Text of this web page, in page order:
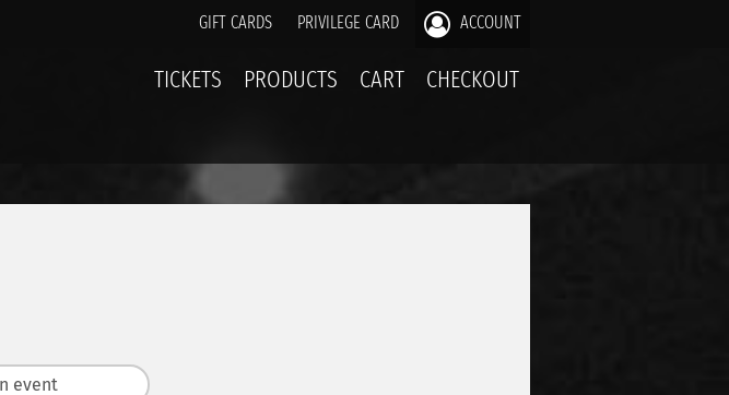
GIFT CARDS PRIVILEGE CARD ACCOUNT
TICKETS PRODUCTS CART CHECKOUT